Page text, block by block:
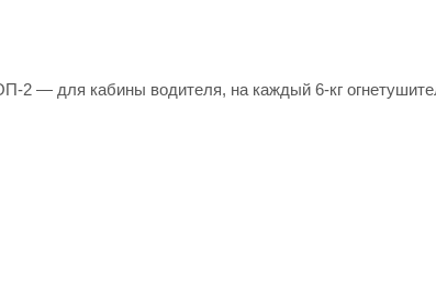
2 — для кабины водителя, на каждый 6-кг